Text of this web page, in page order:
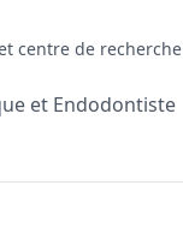
centre de recherche
et Endodontiste